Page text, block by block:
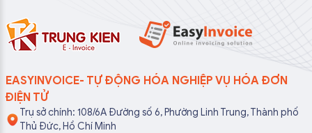
EASYINVOICE- TỰ ĐỘNG HÓA NGHIỆP VỤ HÓA ĐƠN
ĐIỆN TỬ
Trụ sở chính: 108/6A Đường số 6, Phường Linh Trung, Thành phố
Thủ Đức, Hồ Chí Minh